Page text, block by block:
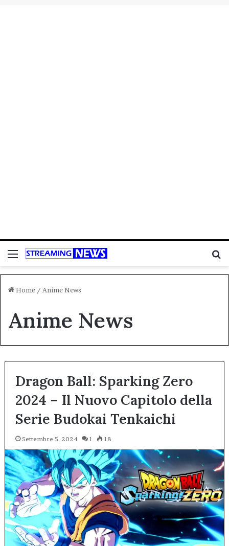
Menu
Home / Anime News
Anime News
Dragon Ball: Sparking Zero
2024 – Il Nuovo Capitolo della
Serie Budokai Tenkaichi
Settembre 5, 2024 1 18